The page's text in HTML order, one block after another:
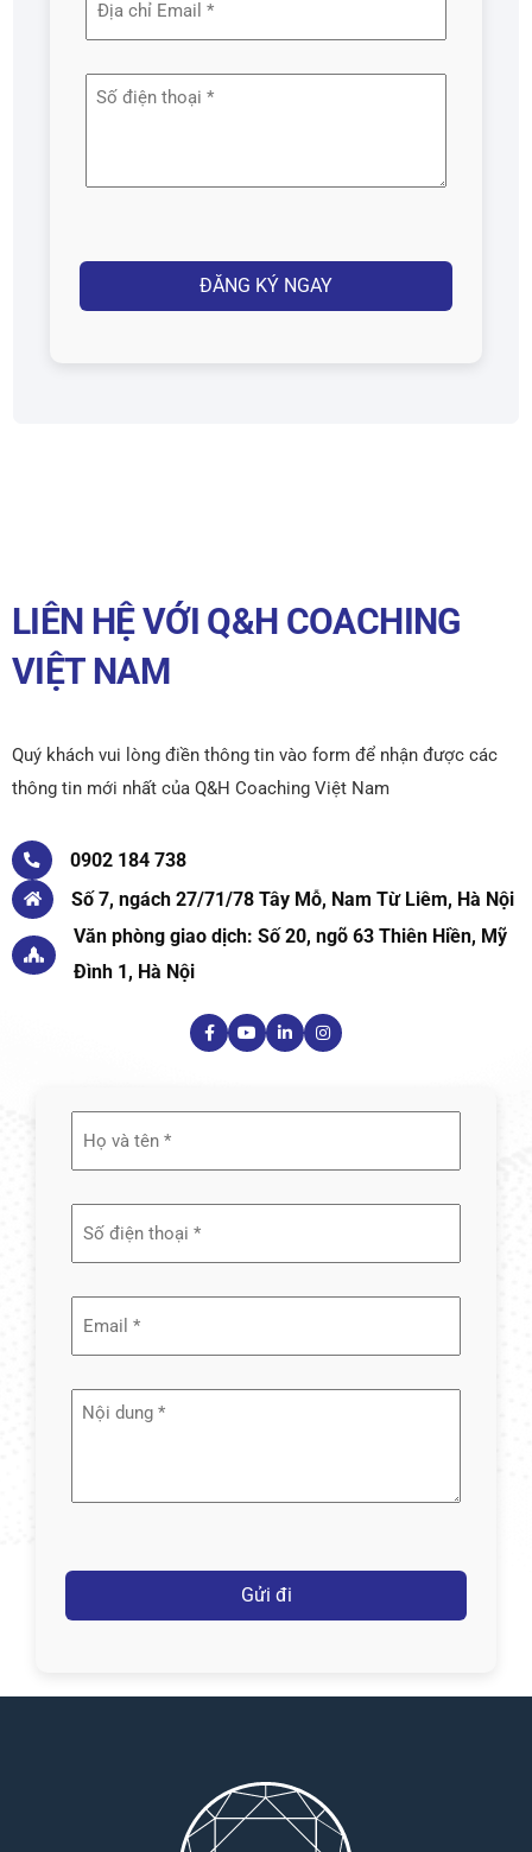
(Required)
email
(Required)
Số
LIÊN HỆ VỚI Q&H COACHING
VIỆT NAM
Quý khách vui lòng điền thông tin vào form để nhận được các
thông tin mới nhất của Q&H Coaching Việt Nam
0902 184 738
Số 7, ngách 27/71/78 Tây Mỗ, Nam Từ Liêm, Hà Nội
Văn phòng giao dịch: Số 20, ngõ 63 Thiên Hiền, Mỹ
Đình 1, Hà Nội
tên
(Required)
Nội